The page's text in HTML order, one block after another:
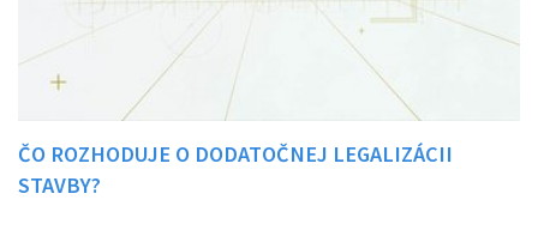
ČO ROZHODUJE O DODATOČNEJ LEGALIZÁCII
STAVBY?